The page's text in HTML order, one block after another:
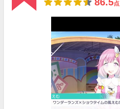
点